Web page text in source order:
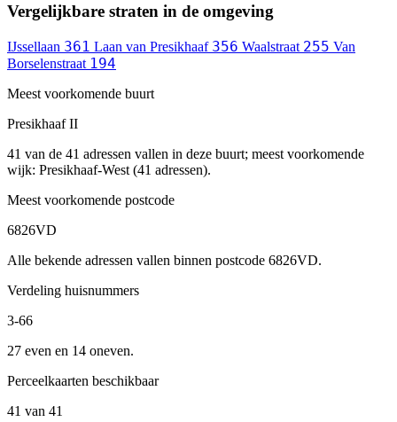
Vergelijkbare straten in de omgeving
IJssellaan 361 Laan van Presikhaaf 356 Waalstraat 255 Van
Borselenstraat 194
Meest voorkomende buurt
Presikhaaf II
41 van de 41 adressen vallen in deze buurt; meest voorkomende
wijk: Presikhaaf-West (41 adressen).
Meest voorkomende postcode
6826VD
Alle bekende adressen vallen binnen postcode 6826VD.
Verdeling huisnummers
3-66
27 even en 14 oneven.
Perceelkaarten beschikbaar
41 van 41